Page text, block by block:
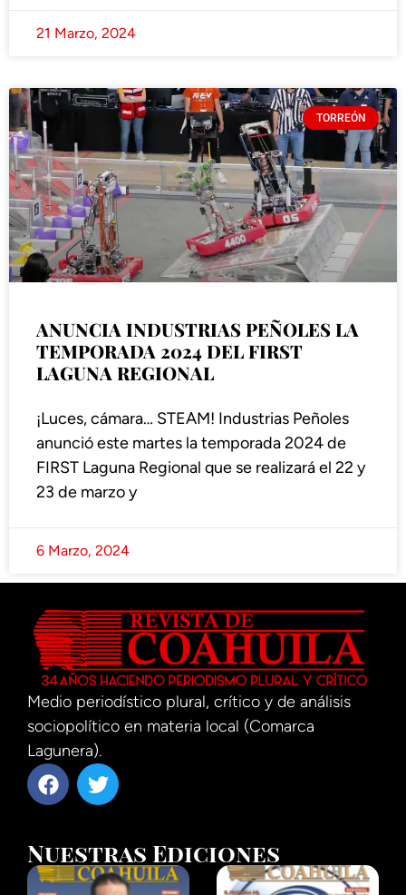
21 Marzo, 2024
TORREÓN
ANUNCIA INDUSTRIAS PEÑOLES LA
TEMPORADA 2024 DEL FIRST
LAGUNA REGIONAL
¡Luces, cámara… STEAM! Industrias Peñoles
anunció este martes la temporada 2024 de
FIRST Laguna Regional que se realizará el 22 y
23 de marzo y
6 Marzo, 2024
Medio periodístico plural, crítico y de análisis
sociopolítico en materia local (Comarca
Lagunera).
Nuestras Ediciones